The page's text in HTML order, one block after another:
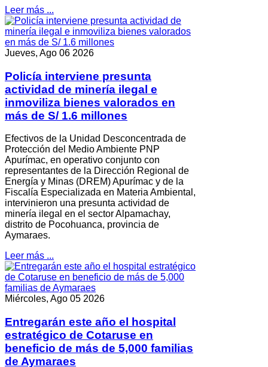
Leer más ...
Jueves, Ago 06 2026
Policía interviene presunta
actividad de minería ilegal e
inmoviliza bienes valorados en
más de S/ 1.6 millones
Efectivos de la Unidad Desconcentrada de
Protección del Medio Ambiente PNP
Apurímac, en operativo conjunto con
representantes de la Dirección Regional de
Energía y Minas (DREM) Apurímac y de la
Fiscalía Especializada en Materia Ambiental,
intervinieron una presunta actividad de
minería ilegal en el sector Alpamachay,
distrito de Pocohuanca, provincia de
Aymaraes.
Leer más ...
Miércoles, Ago 05 2026
Entregarán este año el hospital
estratégico de Cotaruse en
beneficio de más de 5,000 familias
de Aymaraes